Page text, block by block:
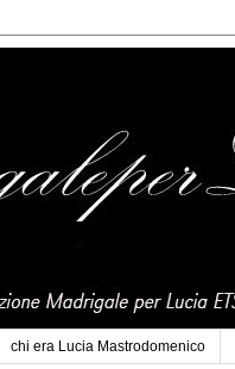
chi era Lucia Mastrodomenico